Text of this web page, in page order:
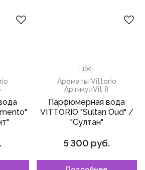
100
Ароматы Vittorio
АртикулVit 8
Парфюмерная вода
VITTORIO "Sultan Oud" /
"Султан"
5 300 руб.